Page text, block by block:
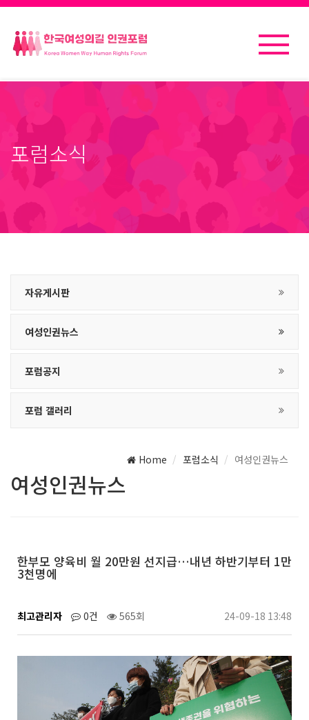
포럼소식
자유게시판
여성인권뉴스
포럼공지
포럼 갤러리
Home 포럼소식 여성인권뉴스
여성인권뉴스
한부모 양육비 월 20만원 선지급…내년 하반기부터 1만
3천명에
최고관리자 0건 565회 24-09-18 13:48